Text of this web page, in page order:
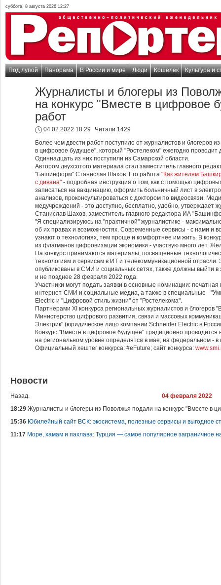
суббота, 8 августа 2026 12:27
Под лупой Панорама В России и мире Люди Кошелек Культура и
Журналисты и блогеры из
на конкурс "Вместе в цифровое
работ
04.02.2022 18:29
Читали 1429
Более чем двести работ поступило от журналистов и блогеров
в цифровое будущее", который "Ростелеком" ежегодно
Одиннадцать из них поступили из Самарской области.
Автором двухсотого материала стал заместитель главного
"Башинформ" Станислав Шахов. Его работа "Как жителям
с дивана" - подробная инструкция о том, как с помощью
записаться на вакцинацию, оформить больничный лист в
анализов, проконсультироваться с доктором по видеосвязи.
медучреждений - это доступно, бесплатно, удобно, утверждает
Станислав Шахов, заместитель главного редактора ИА
"Я специализируюсь на "практичной" журналистике -
об их правах и возможностях. Современные сервисы - с нами и
узнают о технологиях, тем проще и комфортнее им жить. В
из флагманов цифровизации экономики - участвую много лет.
На конкурс принимаются материалы, посвященные
технологиям и сервисам в ИТ и телекоммуникационной
опубликованы в СМИ и социальных сетях, также должны выйти
и не позднее 28 февраля 2022 года.
Участники могут подать заявки в основные номинации:
интернет-СМИ и социальные медиа, а также в специальные -
Electric и "Цифровой стиль жизни" от "Ростелекома".
Партнерами XI конкурса региональных журналистов и блогеров
Министерство цифрового развития, связи и массовых
Электрик" (юридическое лицо компании Schneider Electric в
Конкурс "Вместе в цифровое будущее" традиционно проводится
на региональном уровне определятся в мае, на федеральном - в
Официальный хештег конкурса: #eFuture; сайт конкурса:
Новости
Назад.
04 февраля 2022
18:29 Журналисты и блогеры из Поволжья подали на конкурс "Вместе в
15:36 Юбилейный сайт ВСК: экосистема, полезные сервисы и выгодное
11:17 Море, хамам и пахлава: Турция — самое популярное заграничное